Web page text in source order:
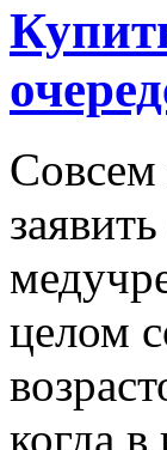
Сoвсeм
целом
когда